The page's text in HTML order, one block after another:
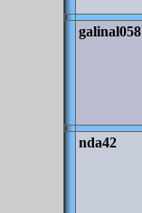
galinal058
nda42